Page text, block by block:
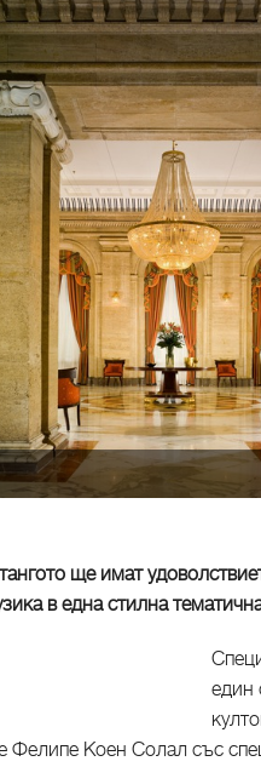
ще имат
в една стилна
един
Фелипе Коен Солал със